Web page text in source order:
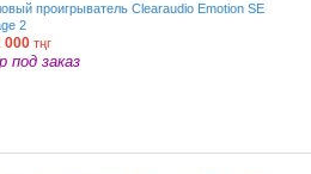
проигрыватель Clearaudio Emotion SE
2
000 тңг
под заказ